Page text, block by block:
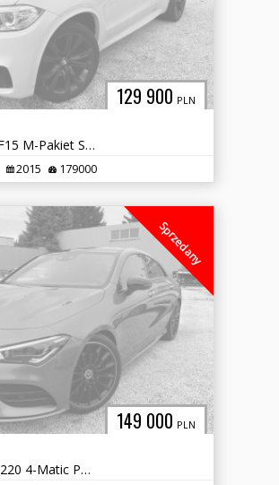
129 900 PLN
BMW X5 25d xDrive F15 M-Pakiet Salon Polska !
2015 179000
149 000 PLN
Sprzedany
Mercedes-Benz CLA 220 4-Matic Pakiet AMG Salon Polska